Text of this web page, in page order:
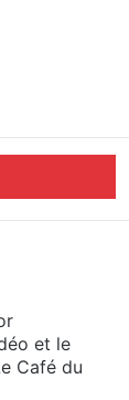
et le
Café du